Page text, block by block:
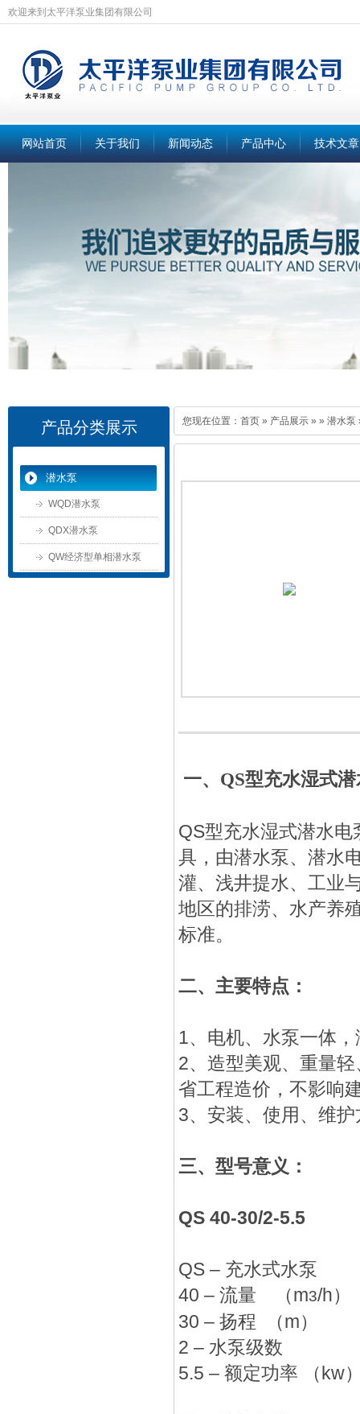
欢迎来到太平洋泵业集团有限公司
网站首页 关于我们 新闻动态 产品中心 技术文章
产品分类展示
潜水泵
WQD潜水泵
QDX潜水泵
QW经济型单相潜水泵
您现在位置： 首页 » 产品展示 » » 潜水泵
一、 QS型充水湿式
QS型充水湿式潜水
具，由潜水泵、潜水
灌、浅井提水、工业
地区的排涝、水产养
标准。
二、 主要特点：
1、电机、水泵一体
2、造型美观、重量
省工程造价，不影响
3、安装、使用、维
三、 型号意义：
QS 40-30/2-5.5
QS – 充水式水泵
40 – 流量 （m3/h）
30 – 扬程 （m）
2 – 水泵级数
5.5 – 额定功率 （kw